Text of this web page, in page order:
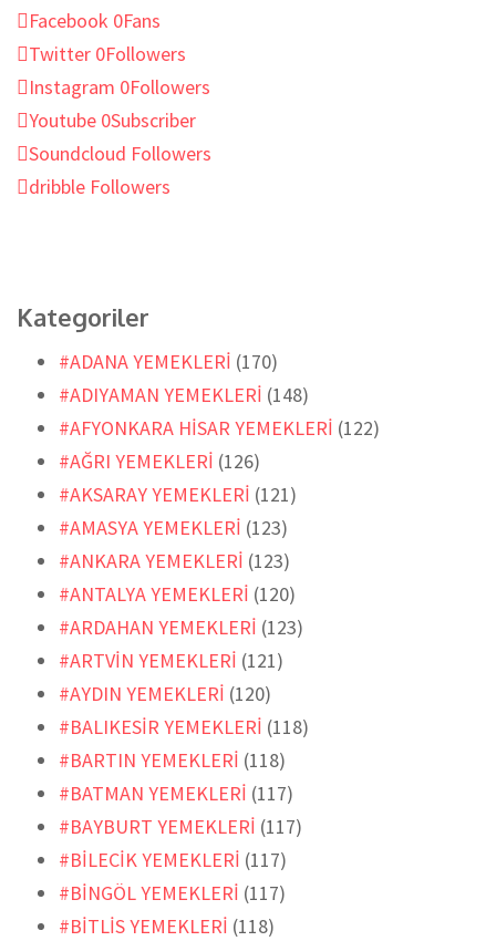
Facebook 0Fans
Twitter 0Followers
Instagram 0Followers
Youtube 0Subscriber
Soundcloud Followers
dribble Followers
Kategoriler
#ADANA YEMEKLERİ (170)
#ADIYAMAN YEMEKLERİ (148)
#AFYONKARA HİSAR YEMEKLERİ (122)
#AĞRI YEMEKLERİ (126)
#AKSARAY YEMEKLERİ (121)
#AMASYA YEMEKLERİ (123)
#ANKARA YEMEKLERİ (123)
#ANTALYA YEMEKLERİ (120)
#ARDAHAN YEMEKLERİ (123)
#ARTVİN YEMEKLERİ (121)
#AYDIN YEMEKLERİ (120)
#BALIKESİR YEMEKLERİ (118)
#BARTIN YEMEKLERİ (118)
#BATMAN YEMEKLERİ (117)
#BAYBURT YEMEKLERİ (117)
#BİLECİK YEMEKLERİ (117)
#BİNGÖL YEMEKLERİ (117)
#BİTLİS YEMEKLERİ (118)